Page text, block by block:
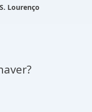
Lourenço